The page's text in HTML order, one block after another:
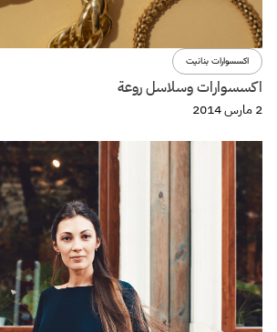
اكسسوارات بنانيت
اكسسوارات وسلاسل روعة
2 مارس 2014